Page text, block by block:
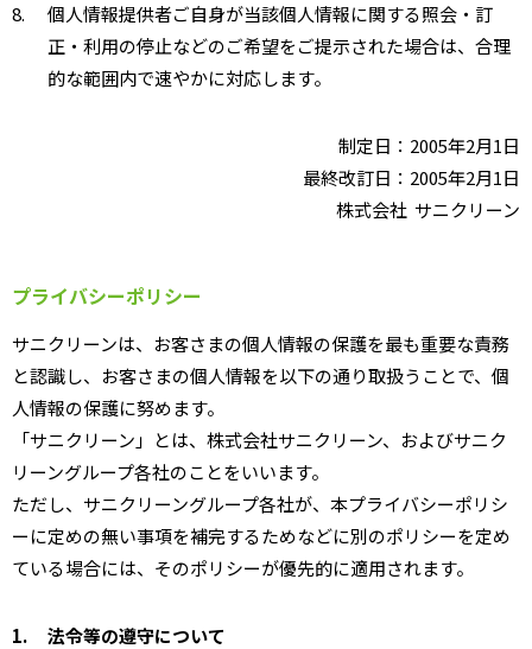
8.
個人情報提供者ご自身が当該個人情報に関する照会・訂
正・利用の停止などのご希望をご提示された場合は、合理
的な範囲内で速やかに対応します。
制定日：2005年2月1日
最終改訂日：2005年2月1日
株式会社 サニクリーン
プライバシーポリシー
サニクリーンは、お客さまの個人情報の保護を最も重要な責務
と認識し、お客さまの個人情報を以下の通り取扱うことで、個
人情報の保護に努めます。
「サニクリーン」とは、株式会社サニクリーン、およびサニク
リーングループ各社のことをいいます。
ただし、サニクリーングループ各社が、本プライバシーポリシ
ーに定めの無い事項を補完するためなどに別のポリシーを定め
ている場合には、そのポリシーが優先的に適用されます。
1.
法令等の遵守について